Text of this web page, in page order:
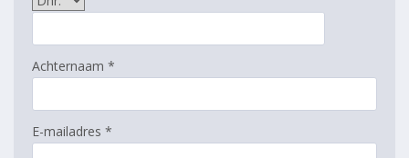
Achternaam *
E-mailadres *